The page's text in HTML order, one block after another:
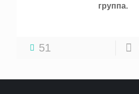
группа.
51